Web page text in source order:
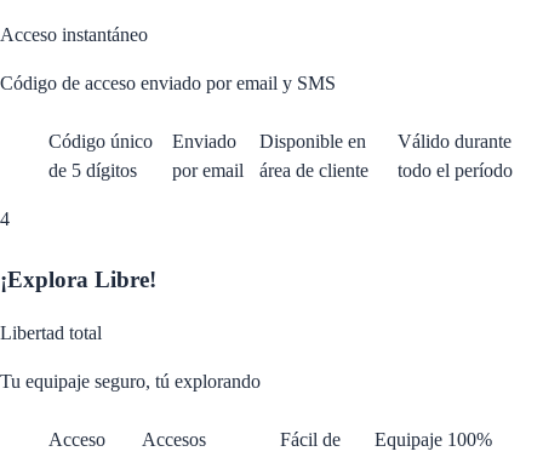
Acceso instantáneo
Código de acceso enviado por email y SMS
Código único
de 5 dígitos
Enviado
por email
Disponible en
área de cliente
Válido durante
todo el período
4
¡Explora Libre!
Libertad total
Tu equipaje seguro, tú explorando
Acceso
Accesos
Fácil de
Equipaje 100%